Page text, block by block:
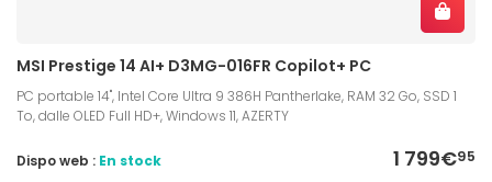
MSI Prestige 14 AI+ D3MG-016FR Copilot+ PC
PC portable 14", Intel Core Ultra 9 386H Pantherlake, RAM 32 Go, SSD 1
To, dalle OLED Full HD+, Windows 11, AZERTY
1 799€95
Dispo web : En stock